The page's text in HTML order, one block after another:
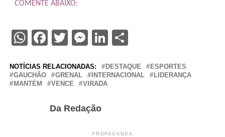
COMENTE ABAIXO:
WhatsApp
Facebook
Twitter
Messenger
LinkedIn
Share
NOTÍCIAS RELACIONADAS: DESTAQUE
ESPORTES
GAUCHÃO
GRENAL INTERNACIONAL
LIDERANÇA
MANTÉM
VENCE VIRADA
Da Redação
PROPAGANDA